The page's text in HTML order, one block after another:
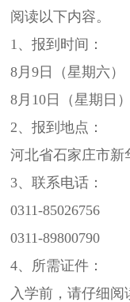
阅读以下内容。
1、报到时间：
8月9日（星期六）
8月10日（星期日）
2、报到地点：
河北省石家庄市新
3、联系电话：
0311-85026756
0311-89800790
4、所需证件：
入学前，请仔细